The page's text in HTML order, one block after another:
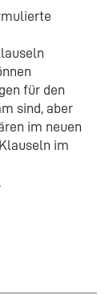
für den
sind, aber
im neuen
im